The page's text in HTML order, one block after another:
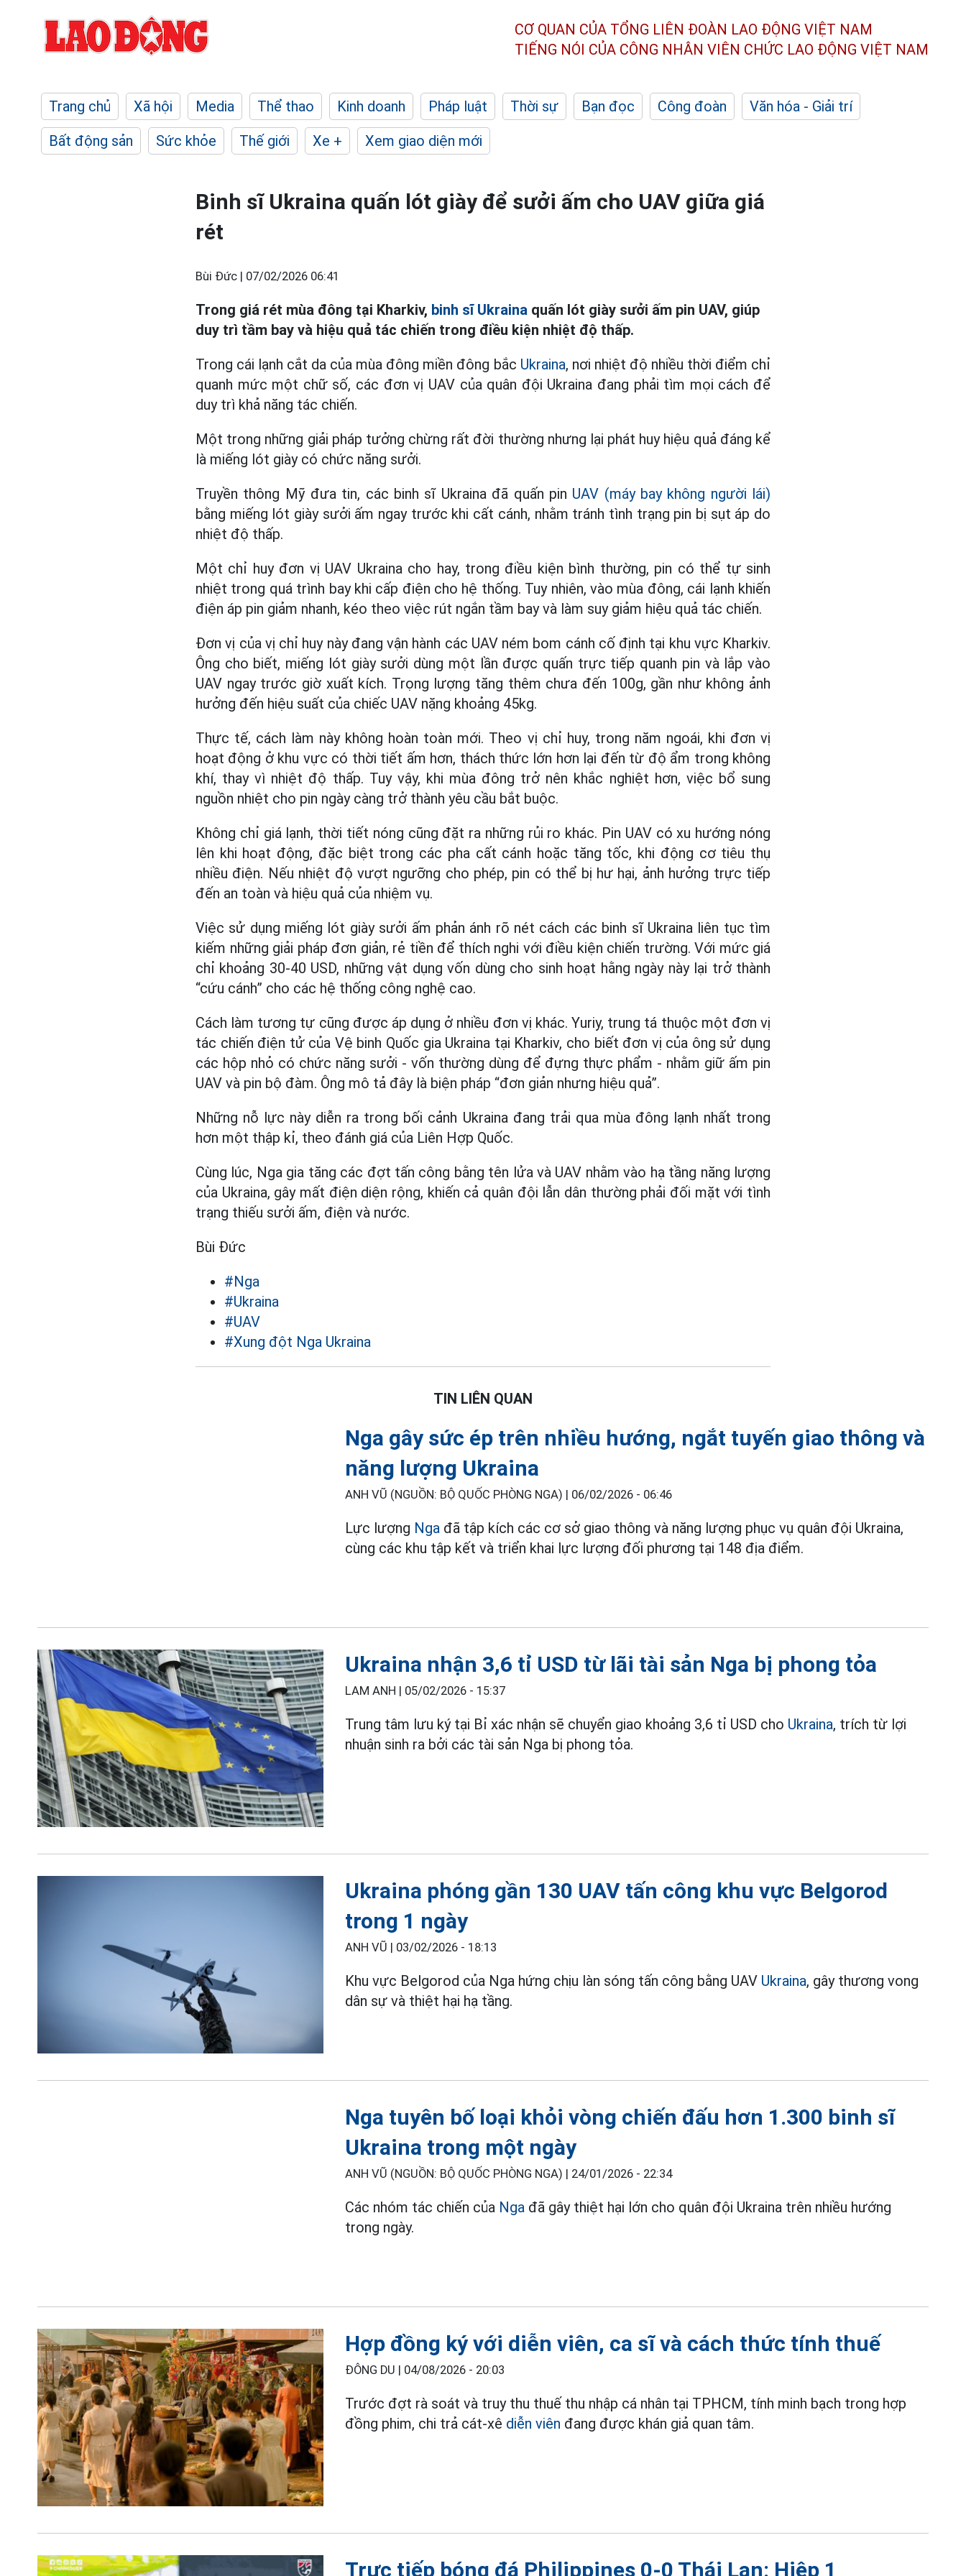
CƠ QUAN CỦA TỔNG LIÊN ĐOÀN LAO ĐỘNG VIỆT NAM
TIẾNG NÓI CỦA CÔNG NHÂN VIÊN CHỨC LAO ĐỘNG VIỆT NAM
Trang chủ Xã hội Media Thể thao Kinh doanh Pháp luật Thời sự Bạn đọc Công đoàn
Văn hóa - Giải trí
Bất động sản
Sức khỏe Thế giới Xe + Xem giao diện mới
Binh sĩ Ukraina quấn lót giày để sưởi ấm cho UAV giữa giá
rét
Bùi Đức | 07/02/2026 06:41
Trong giá rét mùa đông tại Kharkiv, binh sĩ Ukraina quấn lót giày sưởi ấm pin UAV, giúp
duy trì tầm bay và hiệu quả tác chiến trong điều kiện nhiệt độ thấp.
Trong cái lạnh cắt da của mùa đông miền đông bắc Ukraina, nơi nhiệt độ nhiều thời điểm chỉ
quanh mức một chữ số, các đơn vị UAV của quân đội Ukraina đang phải tìm mọi cách để
duy trì khả năng tác chiến.
Một trong những giải pháp tưởng chừng rất đời thường nhưng lại phát huy hiệu quả đáng kể
là miếng lót giày có chức năng sưởi.
Truyền thông Mỹ đưa tin, các binh sĩ Ukraina đã quấn pin UAV (máy bay không người lái)
bằng miếng lót giày sưởi ấm ngay trước khi cất cánh, nhằm tránh tình trạng pin bị sụt áp do
nhiệt độ thấp.
Một chỉ huy đơn vị UAV Ukraina cho hay, trong điều kiện bình thường, pin có thể tự sinh
nhiệt trong quá trình bay khi cấp điện cho hệ thống. Tuy nhiên, vào mùa đông, cái lạnh khiến
điện áp pin giảm nhanh, kéo theo việc rút ngắn tầm bay và làm suy giảm hiệu quả tác chiến.
Đơn vị của vị chỉ huy này đang vận hành các UAV ném bom cánh cố định tại khu vực Kharkiv.
Ông cho biết, miếng lót giày sưởi dùng một lần được quấn trực tiếp quanh pin và lắp vào
UAV ngay trước giờ xuất kích. Trọng lượng tăng thêm chưa đến 100g, gần như không ảnh
hưởng đến hiệu suất của chiếc UAV nặng khoảng 45kg.
Thực tế, cách làm này không hoàn toàn mới. Theo vị chỉ huy, trong năm ngoái, khi đơn vị
hoạt động ở khu vực có thời tiết ấm hơn, thách thức lớn hơn lại đến từ độ ẩm trong không
khí, thay vì nhiệt độ thấp. Tuy vậy, khi mùa đông trở nên khắc nghiệt hơn, việc bổ sung
nguồn nhiệt cho pin ngày càng trở thành yêu cầu bắt buộc.
Không chỉ giá lạnh, thời tiết nóng cũng đặt ra những rủi ro khác. Pin UAV có xu hướng nóng
lên khi hoạt động, đặc biệt trong các pha cất cánh hoặc tăng tốc, khi động cơ tiêu thụ
nhiều điện. Nếu nhiệt độ vượt ngưỡng cho phép, pin có thể bị hư hại, ảnh hưởng trực tiếp
đến an toàn và hiệu quả của nhiệm vụ.
Việc sử dụng miếng lót giày sưởi ấm phản ánh rõ nét cách các binh sĩ Ukraina liên tục tìm
kiếm những giải pháp đơn giản, rẻ tiền để thích nghi với điều kiện chiến trường. Với mức giá
chỉ khoảng 30-40 USD, những vật dụng vốn dùng cho sinh hoạt hằng ngày này lại trở thành
“cứu cánh” cho các hệ thống công nghệ cao.
Cách làm tương tự cũng được áp dụng ở nhiều đơn vị khác. Yuriy, trung tá thuộc một đơn vị
tác chiến điện tử của Vệ binh Quốc gia Ukraina tại Kharkiv, cho biết đơn vị của ông sử dụng
các hộp nhỏ có chức năng sưởi - vốn thường dùng để đựng thực phẩm - nhằm giữ ấm pin
UAV và pin bộ đàm. Ông mô tả đây là biện pháp “đơn giản nhưng hiệu quả”.
Những nỗ lực này diễn ra trong bối cảnh Ukraina đang trải qua mùa đông lạnh nhất trong
hơn một thập kỉ, theo đánh giá của Liên Hợp Quốc.
Cùng lúc, Nga gia tăng các đợt tấn công bằng tên lửa và UAV nhằm vào hạ tầng năng lượng
của Ukraina, gây mất điện diện rộng, khiến cả quân đội lẫn dân thường phải đối mặt với tình
trạng thiếu sưởi ấm, điện và nước.
Bùi Đức
#Nga
#Ukraina
#UAV
#Xung đột Nga Ukraina
TIN LIÊN QUAN
Nga gây sức ép trên nhiều hướng, ngắt tuyến giao thông và
năng lượng Ukraina
ANH VŨ (NGUỒN: BỘ QUỐC PHÒNG NGA) | 06/02/2026 - 06:46
Lực lượng Nga đã tập kích các cơ sở giao thông và năng lượng phục vụ quân đội Ukraina,
cùng các khu tập kết và triển khai lực lượng đối phương tại 148 địa điểm.
Ukraina nhận 3,6 tỉ USD từ lãi tài sản Nga bị phong tỏa
LAM ANH | 05/02/2026 - 15:37
Trung tâm lưu ký tại Bỉ xác nhận sẽ chuyển giao khoảng 3,6 tỉ USD cho Ukraina, trích từ lợi
nhuận sinh ra bởi các tài sản Nga bị phong tỏa.
Ukraina phóng gần 130 UAV tấn công khu vực Belgorod
trong 1 ngày
ANH VŨ | 03/02/2026 - 18:13
Khu vực Belgorod của Nga hứng chịu làn sóng tấn công bằng UAV Ukraina, gây thương vong
dân sự và thiệt hại hạ tầng.
Nga tuyên bố loại khỏi vòng chiến đấu hơn 1.300 binh sĩ
Ukraina trong một ngày
ANH VŨ (NGUỒN: BỘ QUỐC PHÒNG NGA) | 24/01/2026 - 22:34
Các nhóm tác chiến của Nga đã gây thiệt hại lớn cho quân đội Ukraina trên nhiều hướng
trong ngày.
Hợp đồng ký với diễn viên, ca sĩ và cách thức tính thuế
ĐÔNG DU | 04/08/2026 - 20:03
Trước đợt rà soát và truy thu thuế thu nhập cá nhân tại TPHCM, tính minh bạch trong hợp
đồng phim, chi trả cát-xê diễn viên đang được khán giả quan tâm.
Trực tiếp bóng đá Philippines 0-0 Thái Lan: Hiệp 1